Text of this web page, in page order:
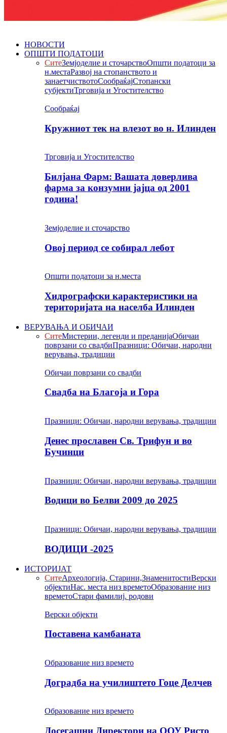
НОВОСТИ
ОПШТИ ПОДАТОЦИ
СитеЗемјоделие и сточарствоОпшти податоци за
н.местаРазвој на стопанството и
занаетчиствотоСообраќајСтопански
субјектиТрговија и Угостителство
Сообраќај
Кружниот тек на влезот во н. Илинден
Трговија и Угостителство
Билјана Фарм: Вашата доверлива
фарма за конзумни јајца од 2001
година!
Земјоделие и сточарство
Овој период се собирал лебот
Општи податоци за н.места
Хидрографски карактеристики на
територијата на населба Илинден
ВЕРУВАЊА И ОБИЧАИ
СитеМистерии, легенди и преданијаОбичаи
поврзани со свадбиПразници: Обичаи, народни
верувања, традиции
Обичаи поврзани со свадби
Свадба на Благоја и Гора
Празници: Обичаи, народни верувања, традиции
Денес прославен Св. Трифун и во
Бучинци
Празници: Обичаи, народни верувања, традиции
Водици во Белви 2009 до 2025
Празници: Обичаи, народни верувања, традиции
ВОДИЦИ -2025
ИСТОРИЈАТ
СитеАрхеологија, Старини,ЗнаменитостиВерски
објектиНас. места низ времетоОбразование низ
времетоСтари фамилиј. родови
Верски објекти
Поставена камбаната
Образование низ времето
Доградба на училиштето Гоце Делчев
Образование низ времето
Досегашни Директори на ООУ Ристо